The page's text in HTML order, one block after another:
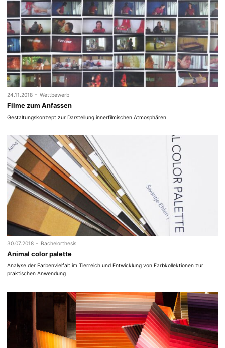
24.11.2018 - Wettbewerb
Filme zum Anfassen
Gestaltungskonzept zur Darstellung innerfilmischen Atmosphären
30.07.2018 - Bachelorthesis
Animal color palette
Analyse der Farbenvielfalt im Tierreich und Entwicklung von Farbkollektionen zur
praktischen Anwendung